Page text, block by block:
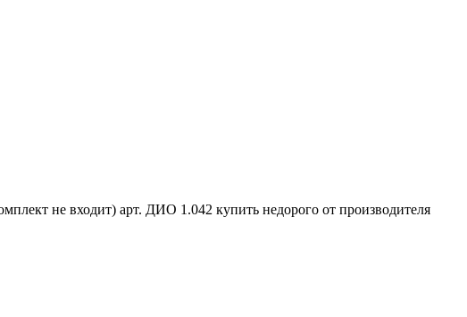
не входит) арт. ДИО 1.042 купить недорого от производителя